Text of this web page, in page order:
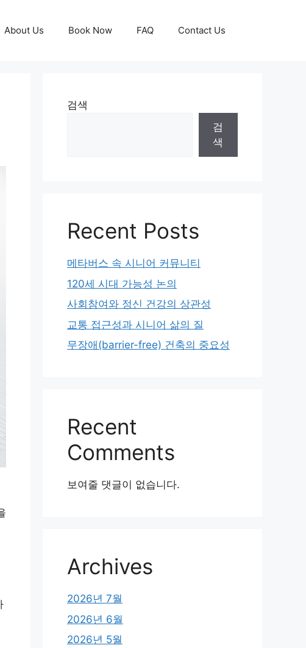
About Us Book Now FAQ Contact Us
검색
검
색
Recent Posts
메타버스 속 시니어 커뮤니티
120세 시대 가능성 논의
사회참여와 정신 건강의 상관성
교통 접근성과 시니어 삶의 질
무장애(barrier-free) 건축의 중요성
Recent
Comments
보여줄 댓글이 없습니다.
Archives
2026년 7월
2026년 6월
2026년 5월